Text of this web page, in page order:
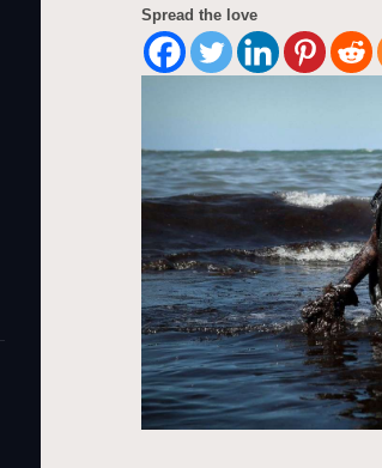
Spread the love